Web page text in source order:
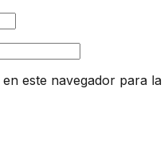
este navegador para la